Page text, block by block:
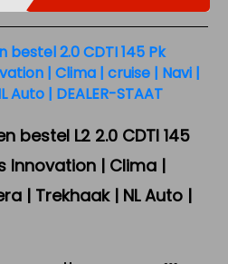
bestel L2 2.0 CDTI 145
Innovation | Clima |
| Trekhaak | NL Auto |